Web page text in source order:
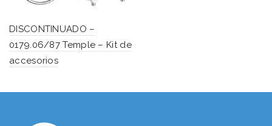
DISCONTINUADO –
0179.06/87 Temple – Kit de
accesorios